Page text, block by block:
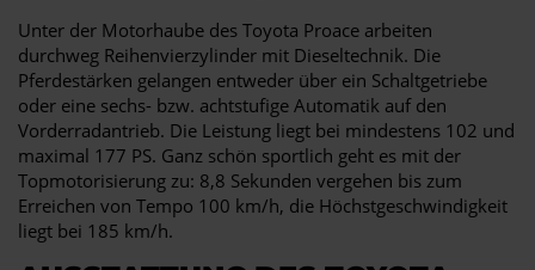
Unter der Motorhaube des Toyota Proace arbeiten
durchweg Reihenvierzylinder mit Dieseltechnik. Die
Pferdestärken gelangen entweder über ein Schaltgetriebe
oder eine sechs- bzw. achtstufige Automatik auf den
Vorderradantrieb. Die Leistung liegt bei mindestens 102 und
maximal 177 PS. Ganz schön sportlich geht es mit der
Topmotorisierung zu: 8,8 Sekunden vergehen bis zum
Erreichen von Tempo 100 km/h, die Höchstgeschwindigkeit
liegt bei 185 km/h.